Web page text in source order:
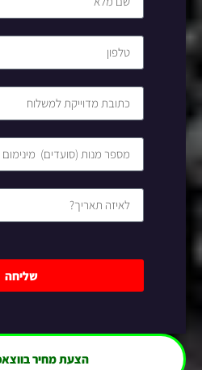
שליחה
הצעת מחיר